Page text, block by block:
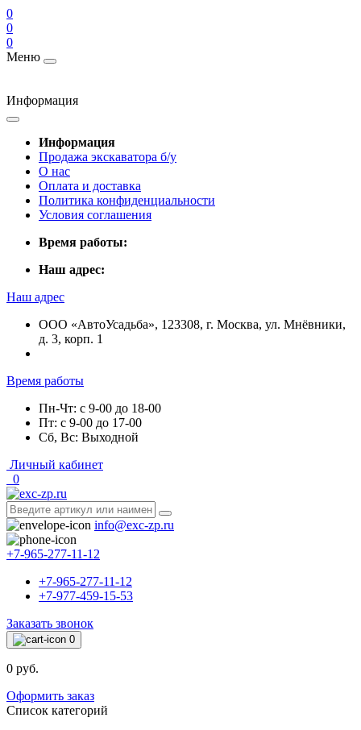
0
0
0
Меню
Информация
Информация
Продажа экскаватора б/у
О нас
Оплата и доставка
Политика конфиденциальности
Условия соглашения
Время работы:
Наш адрес:
Наш адрес
ООО «АвтоУсадьба», 123308, г. Москва, ул. Мнёвники,
д. 3, корп. 1
Время работы
Пн-Чт: с 9-00 до 18-00
Пт: с 9-00 до 17-00
Сб, Вс: Выходной
Личный кабинет
0
info@exc-zp.ru
+7-965-277-11-12
+7-965-277-11-12
+7-977-459-15-53
Заказать звонок
0
0 руб.
Оформить заказ
Список категорий